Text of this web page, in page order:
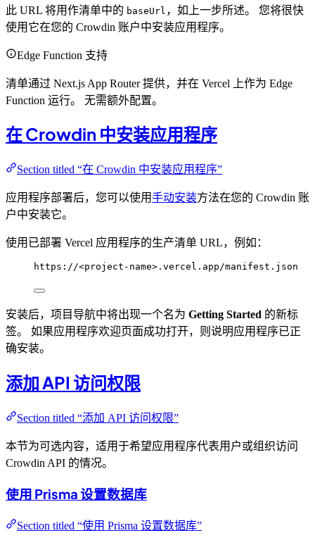
此 URL 将用作清单中的 baseUrl ，如上一步所述。 您将很快
使用它在您的 Crowdin 账户中安装应用程序。
Edge Function 支持
清单通过 Next.js App Router 提供，并在 Vercel 上作为 Edge
Function 运行。 无需额外配置。
在 Crowdin 中安装应用程序
Section titled “在 Crowdin 中安装应用程序”
应用程序部署后，您可以使用手动安装方法在您的 Crowdin 账
户中安装它。
使用已部署 Vercel 应用程序的生产清单 URL，例如：
https://<project-name>.vercel.app/manifest.json
安装后，项目导航中将出现一个名为 Getting Started 的新标
签。 如果应用程序欢迎页面成功打开，则说明应用程序已正
确安装。
添加 API 访问权限
Section titled “添加 API 访问权限”
本节为可选内容，适用于希望应用程序代表用户或组织访问
Crowdin API 的情况。
使用 Prisma 设置数据库
Section titled “使用 Prisma 设置数据库”